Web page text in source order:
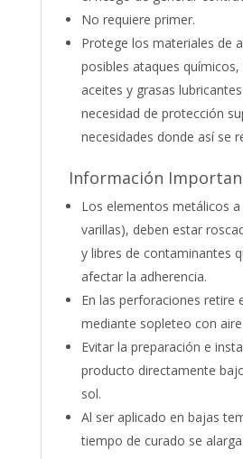
No requiere primer.
Protege los materiales de
posibles ataques
aceites y grasas
necesidad de protección
necesidades donde así se
Información
Los elementos metálicos
varillas), deben estar
y libres de contaminantes
afectar la adherencia.
En las perforaciones retire
mediante sopleteo con
Evitar la preparación e
producto directamente
sol.
Al ser aplicado en bajas
tiempo de curado se alarga.